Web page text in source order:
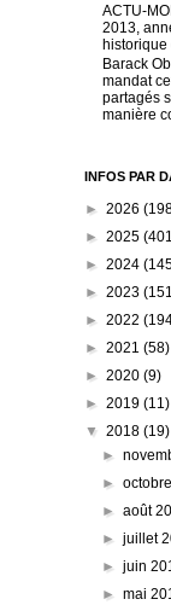
ACTU-
2013,
historique
Barack
mandat
partagés
manière
INFOS PAR
► 2026
► 2025
► 2024
► 2023
► 2022
► 2021 (58)
► 2020 (9)
► 2019 (11)
▼ 2018 (19)
►
►
►août
►juillet
►juin
►mai